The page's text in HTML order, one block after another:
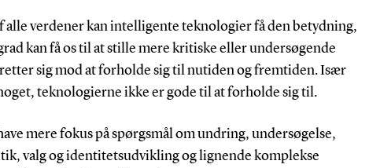
alle verdener kan intelligente teknologier få den betydning,
kan få os til at stille mere kritiske eller undersøgende
sig mod at forholde sig til nutiden og fremtiden. Især
teknologierne ikke er gode til at forholde sig til.
mere fokus på spørgsmål om undring, undersøgelse,
valg og identitetsudvikling og lignende komplekse